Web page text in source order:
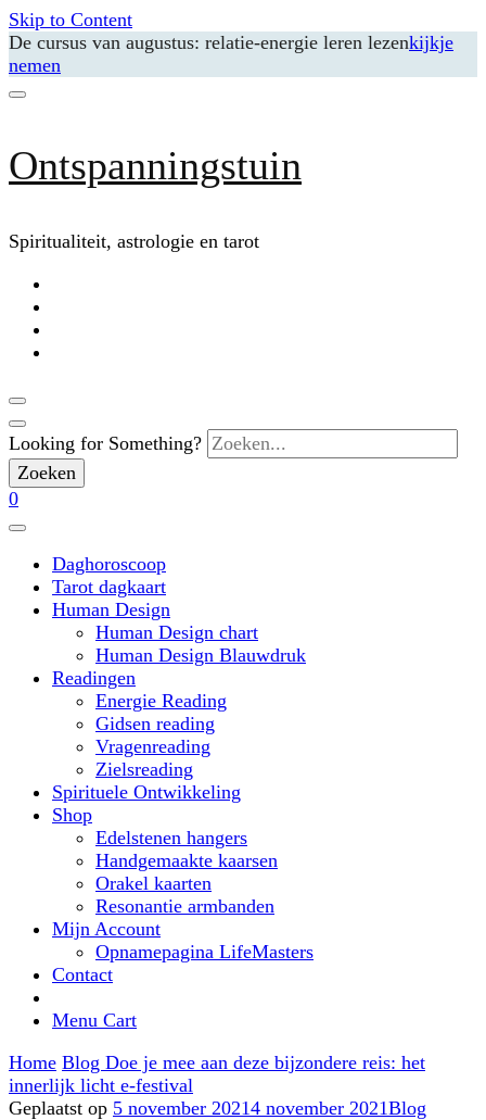
Skip to Content
De cursus van augustus: relatie-energie leren lezenkijkje
nemen
Ontspanningstuin
Spiritualiteit, astrologie en tarot
Looking for Something?
0
Daghoroscoop
Tarot dagkaart
Human Design
Human Design chart
Human Design Blauwdruk
Readingen
Energie Reading
Gidsen reading
Vragenreading
Zielsreading
Spirituele Ontwikkeling
Shop
Edelstenen hangers
Handgemaakte kaarsen
Orakel kaarten
Resonantie armbanden
Mijn Account
Opnamepagina LifeMasters
Contact
Menu Cart
Home Blog Doe je mee aan deze bijzondere reis: het
innerlijk licht e-festival
Geplaatst op 5 november 20214 november 2021Blog